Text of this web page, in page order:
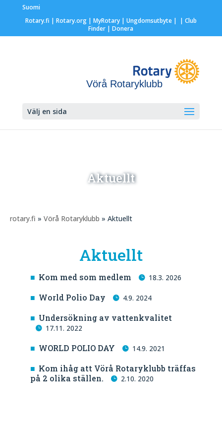
Suomi
Rotary.fi | Rotary.org| MyRotary | Ungdomsutbyte| | Club
Finder | Donera
Vörå Rotaryklubb
Välj en sida
Aktuellt
rotary.fi » Vörå Rotaryklubb » Aktuellt
Aktuellt
Kom med som medlem 18.3. 2026
World Polio Day 4.9. 2024
Undersökning av vattenkvalitet
17.11. 2022
WORLD POLIO DAY 14.9. 2021
Kom ihåg att Vörå Rotaryklubb träffas
på 2 olika ställen.
2.10. 2020